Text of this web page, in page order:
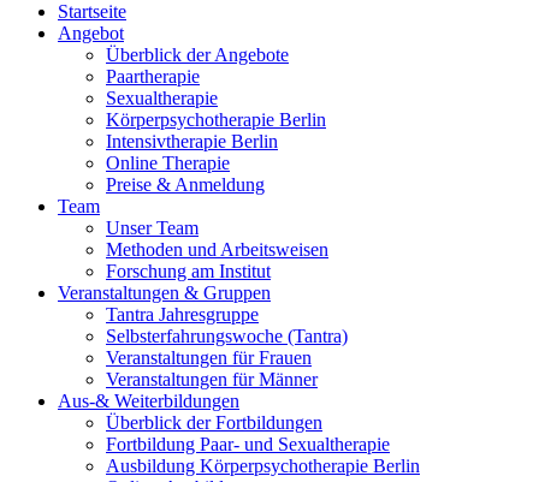
Startseite
Angebot
Überblick der Angebote
Paartherapie
Sexualtherapie
Körperpsychotherapie Berlin
Intensivtherapie Berlin
Online Therapie
Preise & Anmeldung
Team
Unser Team
Methoden und Arbeitsweisen
Forschung am Institut
Veranstaltungen & Gruppen
Tantra Jahresgruppe
Selbsterfahrungswoche (Tantra)
Veranstaltungen für Frauen
Veranstaltungen für Männer
Aus-& Weiterbildungen
Überblick der Fortbildungen
Fortbildung Paar- und Sexualtherapie
Ausbildung Körperpsychotherapie Berlin